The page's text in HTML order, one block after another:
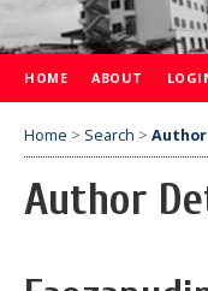
HOME ABOUT
Home > Search >
Author